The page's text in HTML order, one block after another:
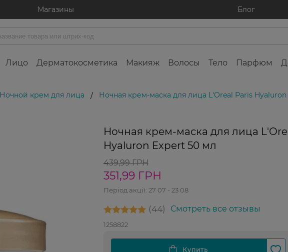
Магазины Блог
Лицо Дерматокосметика Макияж Волосы Тело Парфюм
Ночной крем для лица / Ночная крем-маска для лица L'Oreal Paris
Ночная крем-маска для лица
Hyaluron Expert 50 мл
439,99 ГРН
351,99 ГРН
Період акції: 27 07 - 23 08
44 Смотреть все отзывы
1258822